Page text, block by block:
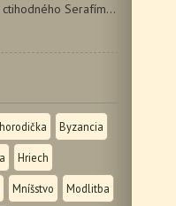
Neďaleko kélie ctihodného Serafíma Sarovského žil…
Byzancia
Hriech
Mníšstvo Modlitba